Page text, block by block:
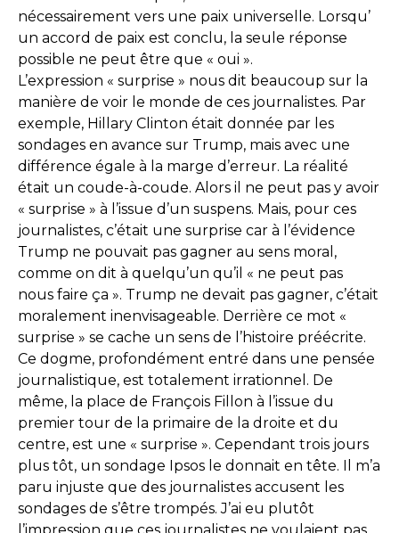
nécessairement vers une paix universelle. Lorsqu’
un accord de paix est conclu, la seule réponse
possible ne peut être que « oui ».
L’expression « surprise » nous dit beaucoup sur la
manière de voir le monde de ces journalistes. Par
exemple, Hillary Clinton était donnée par les
sondages en avance sur Trump, mais avec une
différence égale à la marge d’erreur. La réalité
était un coude-à-coude. Alors il ne peut pas y avoir
« surprise » à l’issue d’un suspens. Mais, pour ces
journalistes, c’était une surprise car à l’évidence
Trump ne pouvait pas gagner au sens moral,
comme on dit à quelqu’un qu’il « ne peut pas
nous faire ça ». Trump ne devait pas gagner, c’était
moralement inenvisageable. Derrière ce mot «
surprise » se cache un sens de l’histoire préécrite.
Ce dogme, profondément entré dans une pensée
journalistique, est totalement irrationnel. De
même, la place de François Fillon à l’issue du
premier tour de la primaire de la droite et du
centre, est une « surprise ». Cependant trois jours
plus tôt, un sondage Ipsos le donnait en tête. Il m’a
paru injuste que des journalistes accusent les
sondages de s’être trompés. J’ai eu plutôt